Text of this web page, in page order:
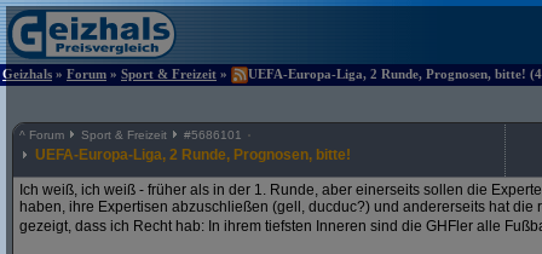
Geizhals » Forum » Sport & Freizeit » UEFA-Europa-Liga, 2 Runde, Prognosen, bitte!
^ Forum Sport & Freizeit #5686101
UEFA-Europa-Liga, 2 Runde, Prognosen, bitte!
Ich weiß, ich weiß - früher als in der 1. Runde, aber einerseits sollen die
haben, ihre Expertisen abzuschließen (gell, ducduc?) und andererseits hat die
gezeigt, dass ich Recht hab: In ihrem tiefsten Inneren sind die GHFler alle